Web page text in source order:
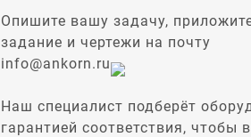
Опишите вашу задачу,
задание и чертежи на почту
info@ankorn.ru
Наш специалист подберёт
гарантией соответствия, чтобы